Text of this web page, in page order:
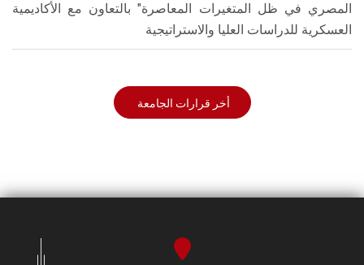
المصري في ظل المتغيرات المعاصرة" بالتعاون مع الأكاديمية
العسكرية للدراسات العليا والاستراتيجية
أخر قرارات الجامعة